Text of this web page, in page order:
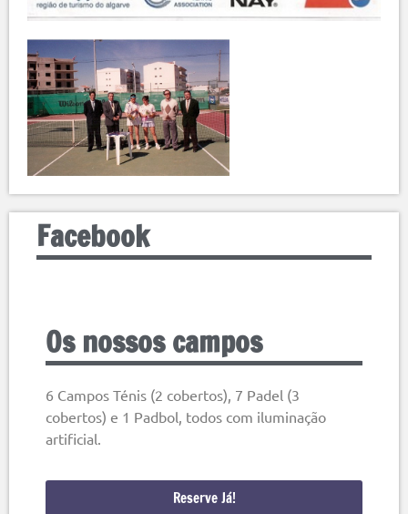
Facebook
Os nossos campos
6 Campos Ténis (2 cobertos), 7 Padel (3
cobertos) e 1 Padbol, todos com iluminação
artificial.
Reserve Já!